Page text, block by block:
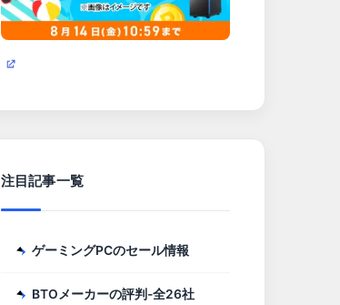
注目記事一覧
ゲーミングPCのセール情報
BTOメーカーの評判-全26社